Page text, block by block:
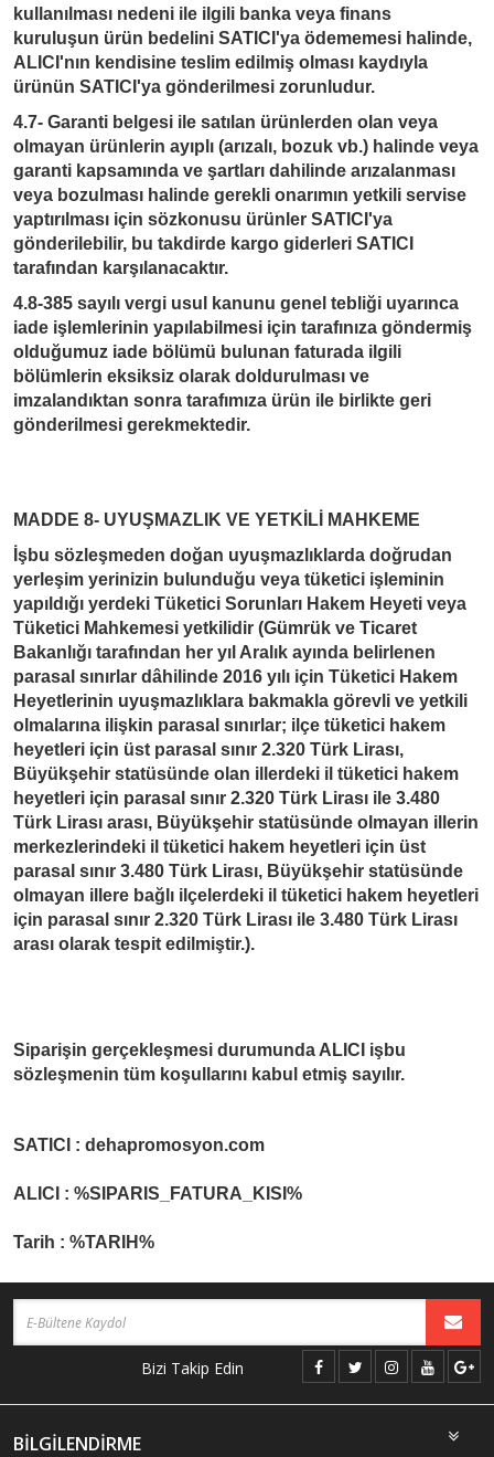
kullanılması nedeni ile ilgili banka veya finans
kuruluşun ürün bedelini SATICI'ya ödememesi halinde,
ALICI'nın kendisine teslim edilmiş olması kaydıyla
ürünün SATICI'ya gönderilmesi zorunludur.
4.7- Garanti belgesi ile satılan ürünlerden olan veya
olmayan ürünlerin ayıplı (arızalı, bozuk vb.) halinde veya
garanti kapsamında ve şartları dahilinde arızalanması
veya bozulması halinde gerekli onarımın yetkili servise
yaptırılması için sözkonusu ürünler SATICI'ya
gönderilebilir, bu takdirde kargo giderleri SATICI
tarafından karşılanacaktır.
4.8-385 sayılı vergi usul kanunu genel tebliği uyarınca
iade işlemlerinin yapılabilmesi için tarafınıza göndermiş
olduğumuz iade bölümü bulunan faturada ilgili
bölümlerin eksiksiz olarak doldurulması ve
imzalandıktan sonra tarafımıza ürün ile birlikte geri
gönderilmesi gerekmektedir.
MADDE 8- UYUŞMAZLIK VE YETKİLİ MAHKEME
İşbu sözleşmeden doğan uyuşmazlıklarda doğrudan
yerleşim yerinizin bulunduğu veya tüketici işleminin
yapıldığı yerdeki Tüketici Sorunları Hakem Heyeti veya
Tüketici Mahkemesi yetkilidir (Gümrük ve Ticaret
Bakanlığı tarafından her yıl Aralık ayında belirlenen
parasal sınırlar dâhilinde 2016 yılı için Tüketici Hakem
Heyetlerinin uyuşmazlıklara bakmakla görevli ve yetkili
olmalarına ilişkin parasal sınırlar; ilçe tüketici hakem
heyetleri için üst parasal sınır 2.320 Türk Lirası,
Büyükşehir statüsünde olan illerdeki il tüketici hakem
heyetleri için parasal sınır 2.320 Türk Lirası ile 3.480
Türk Lirası arası, Büyükşehir statüsünde olmayan illerin
merkezlerindeki il tüketici hakem heyetleri için üst
parasal sınır 3.480 Türk Lirası, Büyükşehir statüsünde
olmayan illere bağlı ilçelerdeki il tüketici hakem heyetleri
için parasal sınır 2.320 Türk Lirası ile 3.480 Türk Lirası
arası olarak tespit edilmiştir.).
Siparişin gerçekleşmesi durumunda ALICI işbu
sözleşmenin tüm koşullarını kabul etmiş sayılır.
SATICI : dehapromosyon.com
ALICI : %SIPARIS_FATURA_KISI%
Tarih : %TARIH%
Bizi Takip Edin
BİLGİLENDİRME